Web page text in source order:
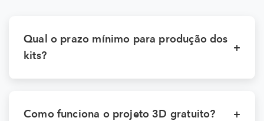
Qual o prazo mínimo para produção dos
kits?
+
Como funciona o projeto 3D gratuito? +